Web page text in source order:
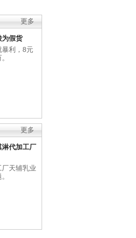
更多
为假货
暴利，8元
更多
淋代加工厂
天辅乳业